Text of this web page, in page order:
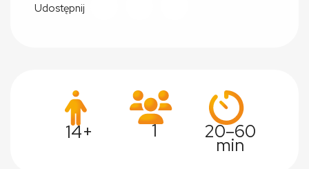
Udostępnij
14+ 1 20–60
min